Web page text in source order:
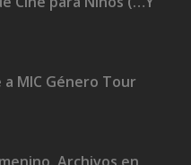
MIC Género Tour